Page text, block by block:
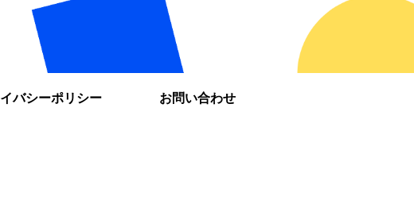
バシーポリシー お問い合わせ